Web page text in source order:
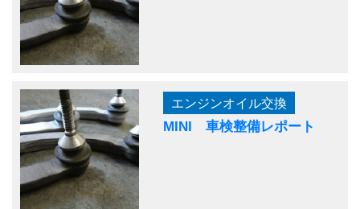
エンジンオイル交換
MINI 車検整備レポート